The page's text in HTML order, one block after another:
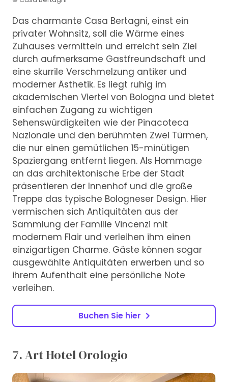
Das charmante Casa Bertagni, einst ein
privater Wohnsitz, soll die Wärme eines
Zuhauses vermitteln und erreicht sein Ziel
durch aufmerksame Gastfreundschaft und
eine skurrile Verschmelzung antiker und
moderner Ästhetik. Es liegt ruhig im
akademischen Viertel von Bologna und bietet
einfachen Zugang zu wichtigen
Sehenswürdigkeiten wie der Pinacoteca
Nazionale und den berühmten Zwei Türmen,
die nur einen gemütlichen 15-minütigen
Spaziergang entfernt liegen. Als Hommage
an das architektonische Erbe der Stadt
präsentieren der Innenhof und die große
Treppe das typische Bologneser Design. Hier
vermischen sich Antiquitäten aus der
Sammlung der Familie Vincenzi mit
modernem Flair und verleihen ihm einen
einzigartigen Charme. Gäste können sogar
ausgewählte Antiquitäten erwerben und so
ihrem Aufenthalt eine persönliche Note
verleihen.
Buchen Sie hier
7. Art Hotel Orologio